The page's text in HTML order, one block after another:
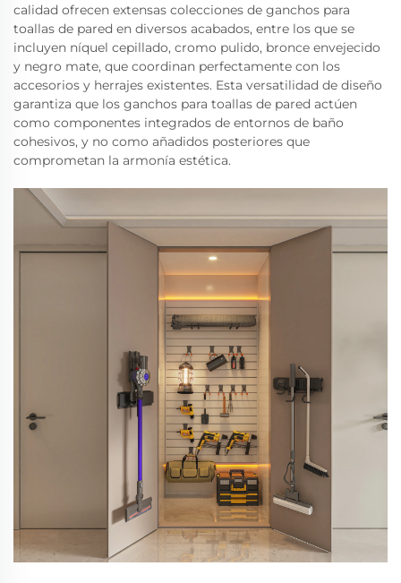
calidad ofrecen extensas colecciones de ganchos para
toallas de pared en diversos acabados, entre los que se
incluyen níquel cepillado, cromo pulido, bronce envejecido
y negro mate, que coordinan perfectamente con los
accesorios y herrajes existentes. Esta versatilidad de diseño
garantiza que los ganchos para toallas de pared actúen
como componentes integrados de entornos de baño
cohesivos, y no como añadidos posteriores que
comprometan la armonía estética.